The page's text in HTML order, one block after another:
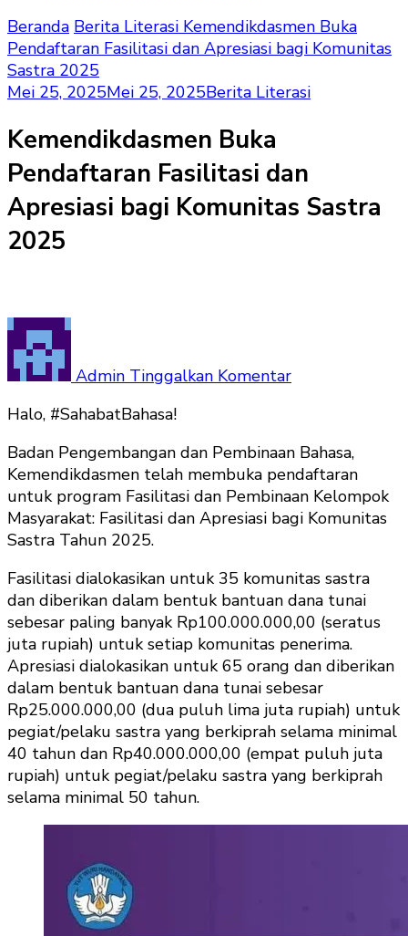
Beranda Berita Literasi Kemendikdasmen Buka
Pendaftaran Fasilitasi dan Apresiasi bagi Komunitas
Sastra 2025
Mei 25, 2025Mei 25, 2025Berita Literasi
Kemendikdasmen Buka
Pendaftaran Fasilitasi dan
Apresiasi bagi Komunitas Sastra
2025
Admin Tinggalkan KomentarBuka
Apresiasi
bagi
Komunitas
Sastra
Halo, #SahabatBahasa!
Badan Pengembangan dan Pembinaan Bahasa,
Kemendikdasmen telah membuka pendaftaran
untuk program Fasilitasi dan Pembinaan Kelompok
Masyarakat: Fasilitasi dan Apresiasi bagi Komunitas
Sastra Tahun 2025.
Fasilitasi dialokasikan untuk 35 komunitas sastra
dan diberikan dalam bentuk bantuan dana tunai
sebesar paling banyak Rp100.000.000,00 (seratus
juta rupiah) untuk setiap komunitas penerima.
Apresiasi dialokasikan untuk 65 orang dan diberikan
dalam bentuk bantuan dana tunai sebesar
Rp25.000.000,00 (dua puluh lima juta rupiah) untuk
pegiat/pelaku sastra yang berkiprah selama minimal
40 tahun dan Rp40.000.000,00 (empat puluh juta
rupiah) untuk pegiat/pelaku sastra yang berkiprah
selama minimal 50 tahun.